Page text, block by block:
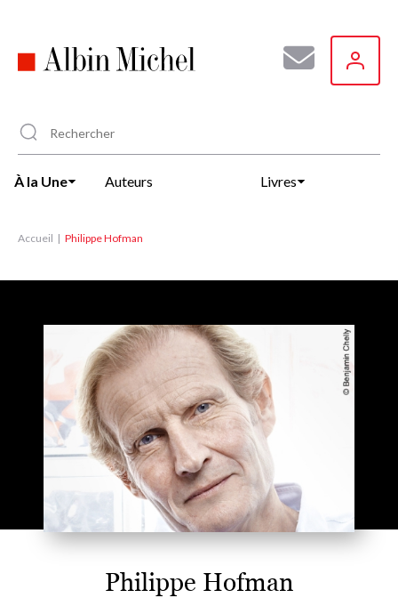
principal
À la Une Auteurs Livres
Accueil Philippe Hofman
Philippe Hofman